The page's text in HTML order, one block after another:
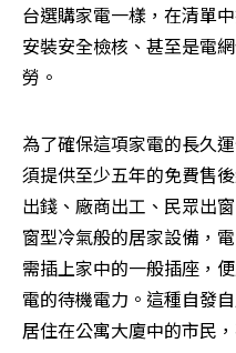
台選購家電一樣，在清單
安裝安全檢核、甚至是電
勞。
為了確保這項家電的長久
須提供至少五年的免費售
出錢、廠商出工、民眾出
窗型冷氣般的居家設備，
需插上家中的一般插座，
電的待機電力。這種自發
居住在公寓大廈中的市民